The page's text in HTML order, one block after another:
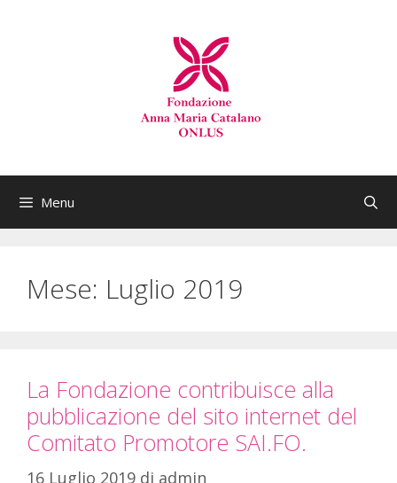
Menu
Mese: Luglio 2019
La Fondazione contribuisce alla
pubblicazione del sito internet del
Comitato Promotore SAI.FO.
16 Luglio 2019 di admin